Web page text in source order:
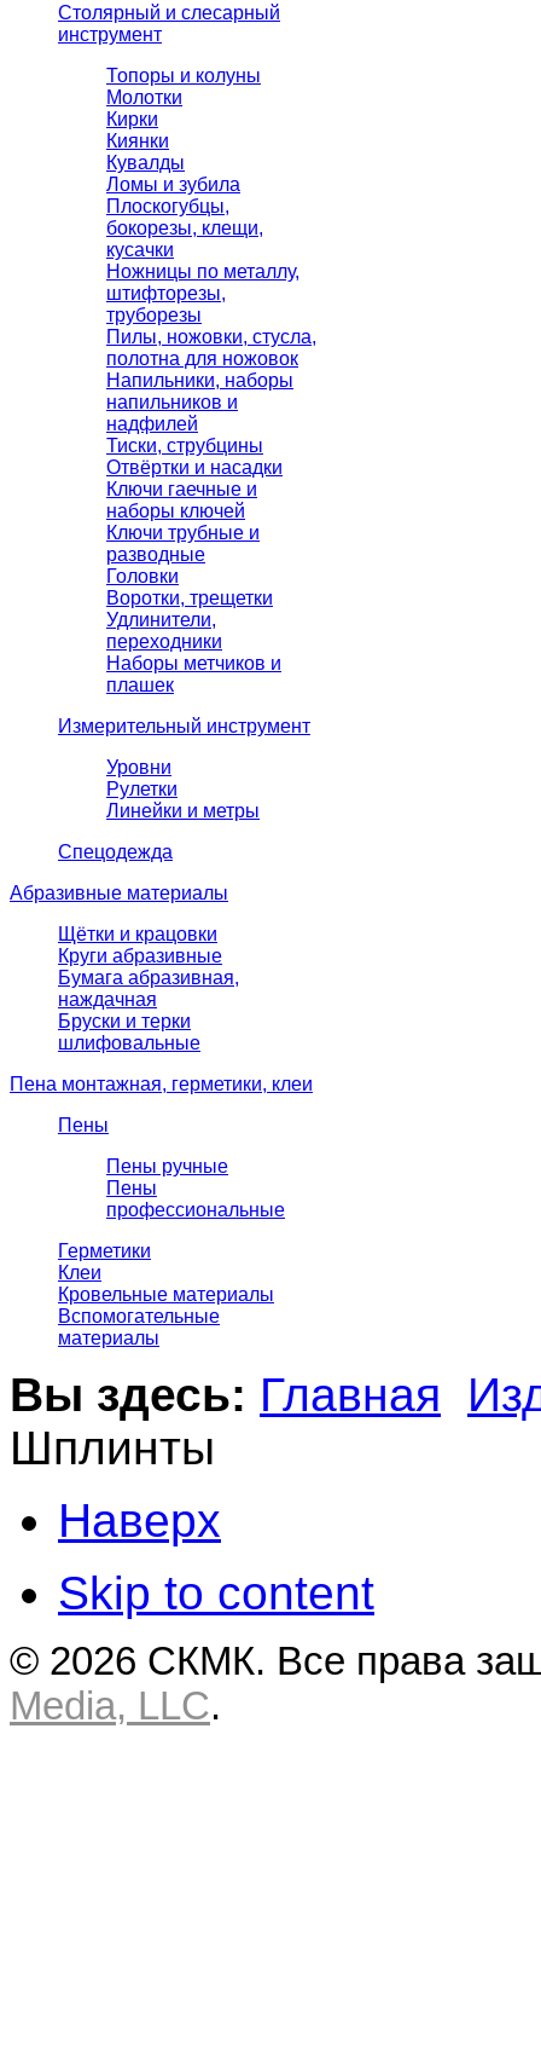
Столярный и слесарный
инструмент
Топоры и колуны
Молотки
Кирки
Киянки
Кувалды
Ломы и зубила
Плоскогубцы,
бокорезы, клещи,
кусачки
Ножницы по металлу,
штифторезы,
труборезы
Пилы, ножовки, стусла,
полотна для ножовок
Напильники, наборы
напильников и
надфилей
Тиски, струбцины
Отвёртки и насадки
Ключи гаечные и
наборы ключей
Ключи трубные и
разводные
Головки
Воротки, трещетки
Удлинители,
переходники
Наборы метчиков и
плашек
Измерительный инструмент
Уровни
Рулетки
Линейки и метры
Спецодежда
Абразивные материалы
Щётки и крацовки
Круги абразивные
Бумага абразивная,
наждачная
Бруски и терки
шлифовальные
Пена монтажная, герметики, клеи
Пены
Пены ручные
Пены
профессиональные
Герметики
Клеи
Кровельные материалы
Вспомогательные
материалы
Вы здесь: Главная
Шплинты
Наверх
Skip to content
© 2026 СКМК. Все права
Media, LLC.